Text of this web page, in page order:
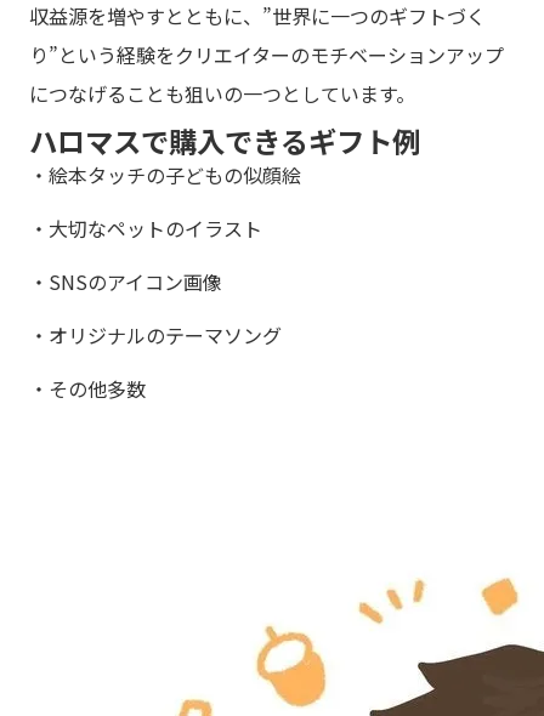
収益源を増やすとともに、”世界に一つのギフトづく
り”という経験をクリエイターのモチベーションアップ
につなげることも狙いの一つとしています。
ハロマスで購入できるギフト例
・絵本タッチの子どもの似顔絵
・大切なペットのイラスト
・SNSのアイコン画像
・オリジナルのテーマソング
・その他多数